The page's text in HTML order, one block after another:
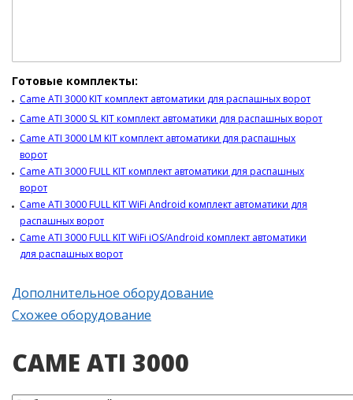
Готовые комплекты:
Came ATI 3000 KIT комплект автоматики для распашных ворот
Came ATI 3000 SL KIT комплект автоматики для распашных ворот
Came ATI 3000 LM KIT комплект автоматики для распашных
ворот
Came ATI 3000 FULL KIT комплект автоматики для распашных
ворот
Came ATI 3000 FULL KIT WiFi Android комплект автоматики для
распашных ворот
Came ATI 3000 FULL KIT WiFi iOS/Android комплект автоматики
для распашных ворот
Дополнительное оборудование
Схожее оборудование
CAME ATI 3000